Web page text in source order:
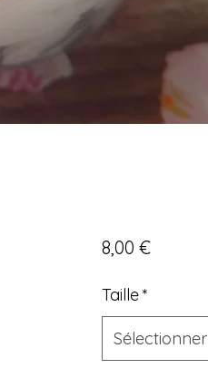
8,00 €Prix
Taille*
Sélectionner